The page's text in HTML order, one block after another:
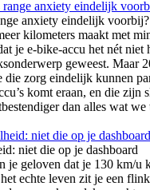
anxiety eindelijk voorbij?
kilometers maakt met
je e-bike-accu het nét
geweest. Maar
die zorg eindelijk kunnen
komt eraan, en die zijn
dan alles wat
niet die op je dashboard
je geloven dat je 130 km/u
echte leven zit je een